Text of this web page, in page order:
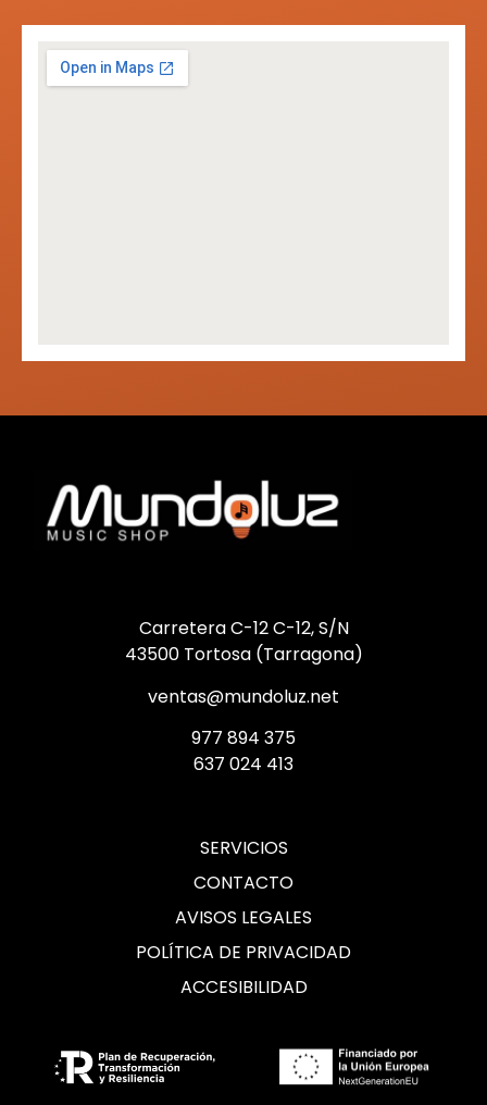
Carretera C-12 C-12, S/N
43500 Tortosa (Tarragona)
ventas@mundoluz.net
977 894 375
637 024 413
SERVICIOS
CONTACTO
AVISOS LEGALES
POLÍTICA DE PRIVACIDAD
ACCESIBILIDAD